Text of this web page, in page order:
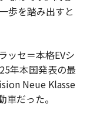
歩を踏み出すと
ッセ＝本格EVシ
年本国発表の最
Neue Klasse
だった。